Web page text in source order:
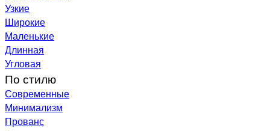
Узкие
Широкие
Маленькие
Длинная
Угловая
По стилю
Современные
Минимализм
Прованс